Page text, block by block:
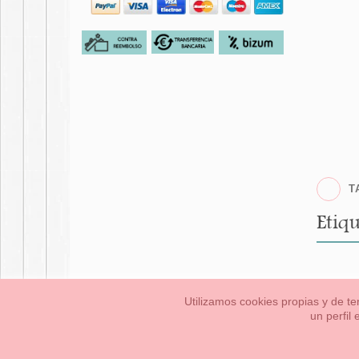
Pequeños/
Condiciones generales de
Utilizamos cookies propias y de
un perfil